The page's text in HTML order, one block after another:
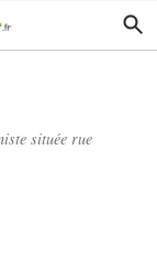
située rue